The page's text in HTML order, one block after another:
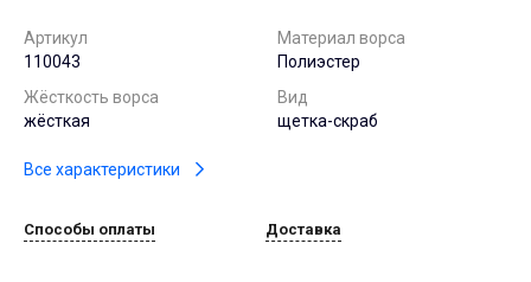
Артикул
110043
Материал ворса
Полиэстер
Жёсткость ворса
жёсткая
Вид
щетка-скраб
Все характеристики
Способы оплаты Доставка